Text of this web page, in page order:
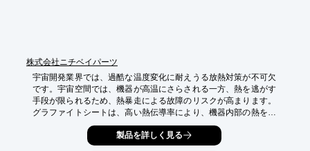
株式会社ニチベイパーツ
宇宙開発業界では、過酷な温度変化に耐えうる放熱対策が不可欠
です。宇宙空間では、機器が高温にさらされる一方、熱を逃がす
手段が限られるため、熱暴走による故障のリスクが高まります。
グラファイトシートは、高い熱伝導率により、機器内部の熱を効
率的に外部へ拡散し、安定した動作を支えます。
【活用シーン】
製品を詳しく見る